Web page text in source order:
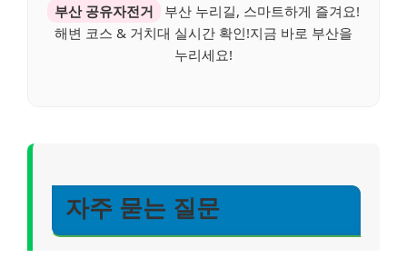
부산 공유자전거
부산 누리길, 스마트하게 즐겨요!
해변 코스 & 거치대 실시간 확인!지금 바로 부산을
누리세요!
자주 묻는 질문